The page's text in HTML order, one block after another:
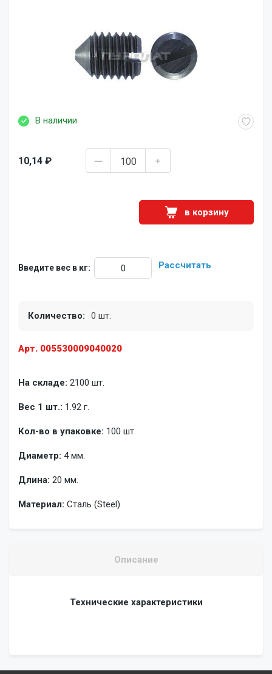
Арт. 005530009040020
В наличии
На складе: 2100 шт.
Вес 1 шт.: 1.92 г.
Кол-во в упаковке: 100 шт.
Диаметр: 4 мм.
Длина: 20 мм.
Материал: Сталь (Steel)
10,14 ₽
в корзину
Введите вес в кг: Рассчитать
Количество: 0 шт.
Описание
Технические характеристики